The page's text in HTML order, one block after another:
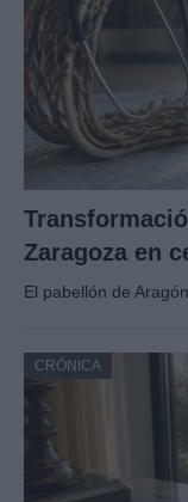
Zaragoza en
El pabellón de
CRÓNICA